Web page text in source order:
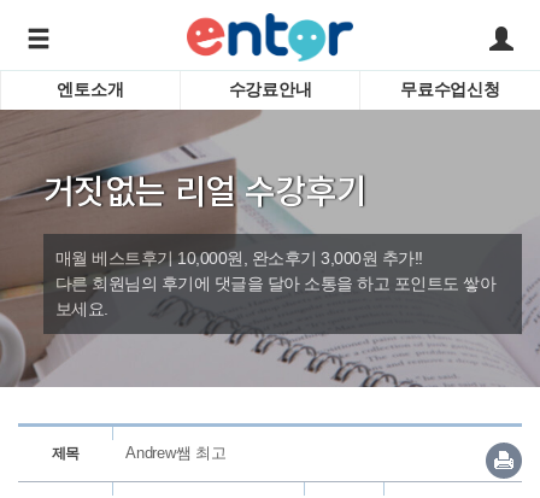
학습도우미 G1
바로가기
서비스안내
강사소개
회사소개
어린이
영자신
수업
엔토소개 수강료안내 무료수업신청
거짓없는 리얼 수강후기
매월 베스트후기 10,000원, 완소후기 3,000원 추가!!
다른 회원님의 후기에 댓글을 달아 소통을 하고 포인트도 쌓아
보세요.
제목 Andrew쌤 최고